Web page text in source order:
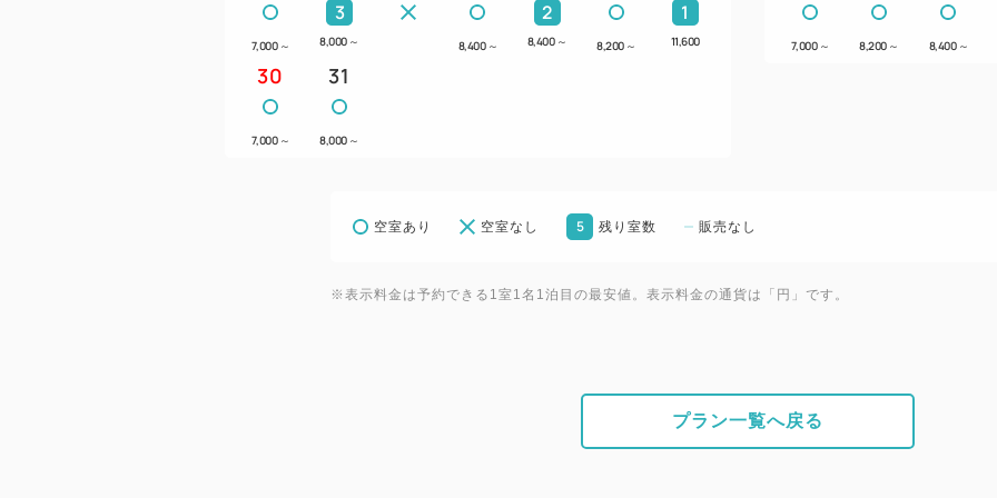
7,000 ～
3
8,000 ～ 8,400 ～
2
8,400 ～ 8,200 ～
1
11,600
30
7,000 ～
31
8,000 ～
7,000 ～ 8,200 ～ 8,400 ～
空室あり 空室なし 5 残り室数 販売なし
※表示料金は予約できる1室1名1泊目の最安値。表示料金の通貨は「円」です。
プラン一覧へ戻る